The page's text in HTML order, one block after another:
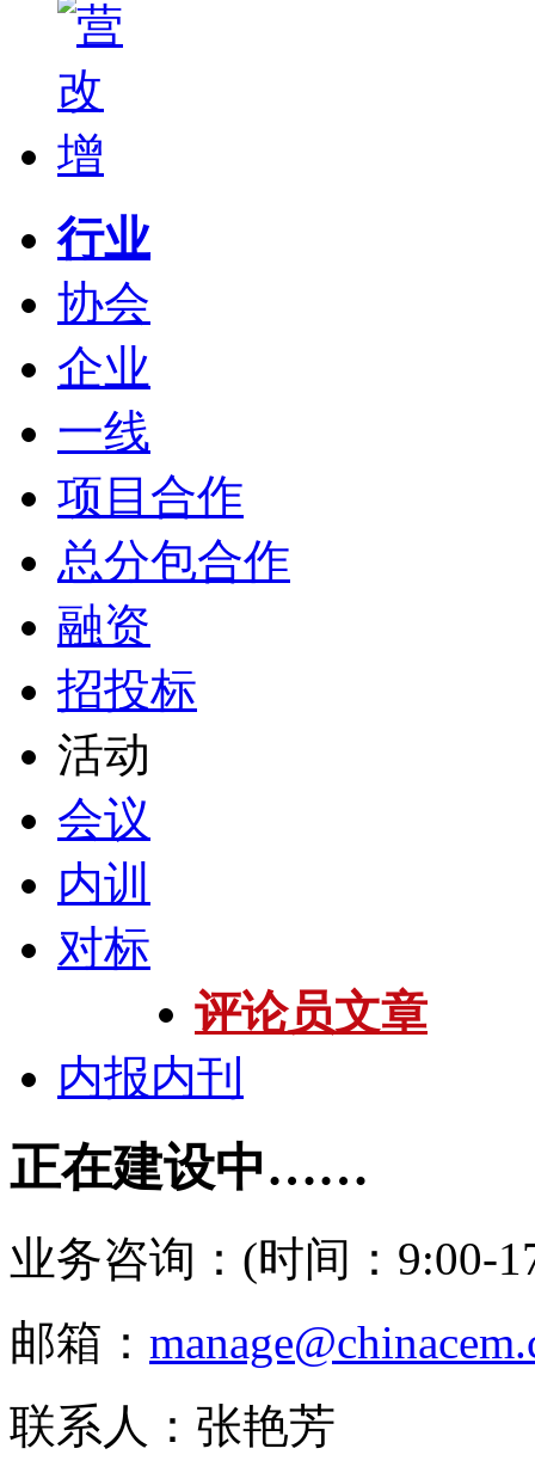
行业
协会
企业
一线
项目合作
总分包合作
融资
招投标
活动
会议
内训
对标
评论员文章
内报内刊
正在建设中……
业务咨询：(时间：9:00-
邮箱：
联系人：张艳芳